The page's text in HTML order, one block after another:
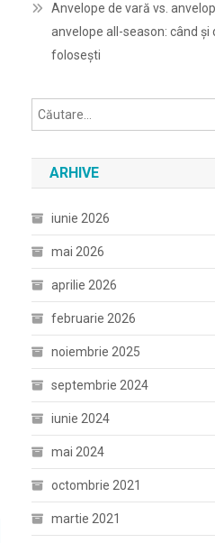
Anvelope de vară vs.
anvelope all-season: când și
folosești
ARHIVE
iunie 2026
mai 2026
aprilie 2026
februarie 2026
noiembrie 2025
septembrie 2024
iunie 2024
mai 2024
octombrie 2021
martie 2021